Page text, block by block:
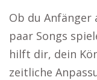
Ob du Anfänger
paar Songs
hilft dir, dein
zeitliche